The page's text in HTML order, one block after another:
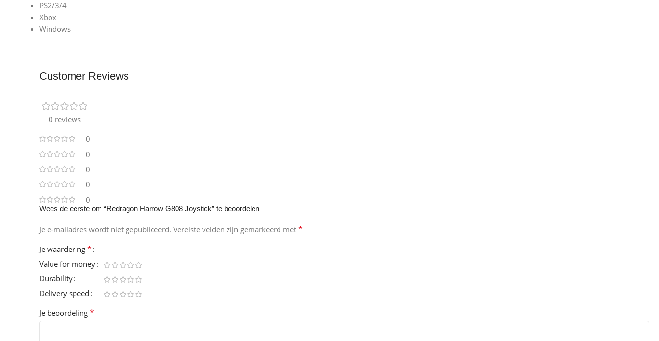
PS2/3/4
Xbox
Windows
Customer Reviews
0 reviews
0
0
0
0
0
Wees de eerste om “Redragon Harrow G808 Joystick” te beoordelen
Je e-mailadres wordt niet gepubliceerd. Vereiste velden zijn gemarkeerd met *
Je waardering *
Value for money
Durability
Delivery speed
Je beoordeling *